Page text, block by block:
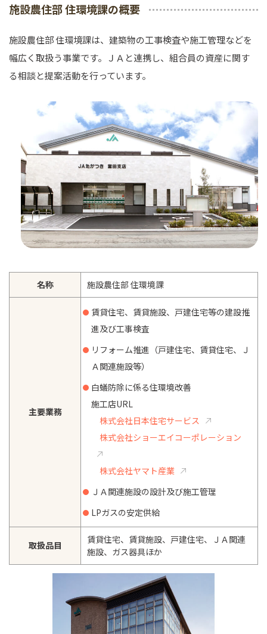
施設農住部 住環境課の概要
施設農住部 住環境課は、建築物の工事検査や施工管理などを
幅広く取扱う事業です。ＪＡと連携し、組合員の資産に関す
る相談と提案活動を行っています。
名称 施設農住部 住環境課
主要業務
賃貸住宅、賃貸施設、戸建住宅等の建設推
進及び工事検査
リフォーム推進（戸建住宅、賃貸住宅、Ｊ
Ａ関連施設等）
白蟻防除に係る住環境改善
施工店URL
株式会社日本住宅サービス
株式会社ショーエイコーポレーション
株式会社ヤマト産業
ＪＡ関連施設の設計及び施工管理
LPガスの安定供給
取扱品目
賃貸住宅、賃貸施設、戸建住宅、ＪＡ関連
施設、ガス器具ほか